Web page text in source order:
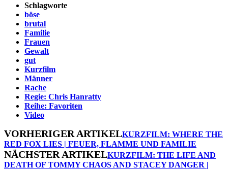
Schlagworte
böse
brutal
Familie
Frauen
Gewalt
gut
Kurzfilm
Männer
Rache
Regie: Chris Hanratty
Reihe: Favoriten
Video
VORHERIGER ARTIKELKURZFILM: WHERE THE
RED FOX LIES | FEUER, FLAMME UND FAMILIE
NÄCHSTER ARTIKELKURZFILM: THE LIFE AND
DEATH OF TOMMY CHAOS AND STACEY DANGER |